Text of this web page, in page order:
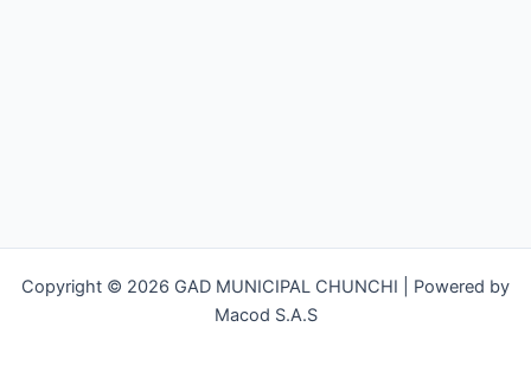
Copyright © 2026 GAD MUNICIPAL CHUNCHI | Powered by
Macod S.A.S